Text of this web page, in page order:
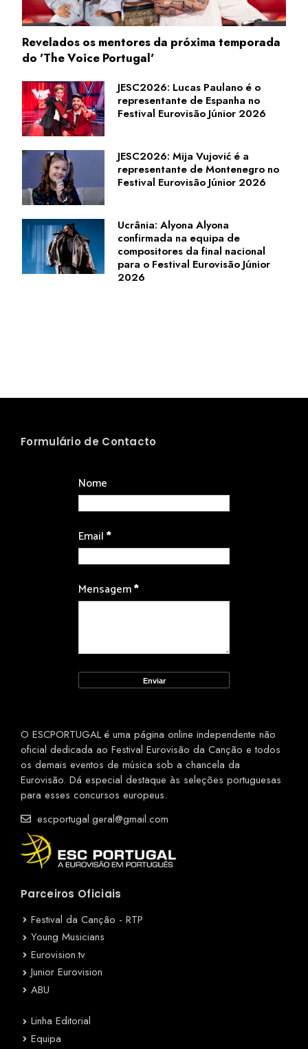
Revelados os mentores da próxima temporada
do 'The Voice Portugal'
JESC2026: Lucas Paulano é o
representante de Espanha no
Festival Eurovisão Júnior 2026
JESC2026: Mija Vujović é a
representante de Montenegro no
Festival Eurovisão Júnior 2026
Ucrânia: Alyona Alyona
confirmada na equipa de
compositores da final nacional
para o Festival Eurovisão Júnior
2026
Formulário de Contacto
Nome
Email*
Mensagem*
O ESCPORTUGAL é uma página online independente não
oficial dedicada ao Festival Eurovisão da Canção e todos
os demais eventos de música sob a chancela da
Eurovisão. Dá especial destaque às seleções portuguesas
para esses concursos europeus.
escportugal.geral@gmail.com
Parceiros Oficiais
Festival da Canção - RTP
Young Musicians
Eurovision.tv
Junior Eurovision
ABU
Linha Editorial
Equipa